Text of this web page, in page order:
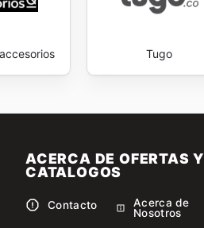
Tugo
ACERCA DE OFERTAS Y
CATALOGOS
Contacto
Acerca de
Nosotros